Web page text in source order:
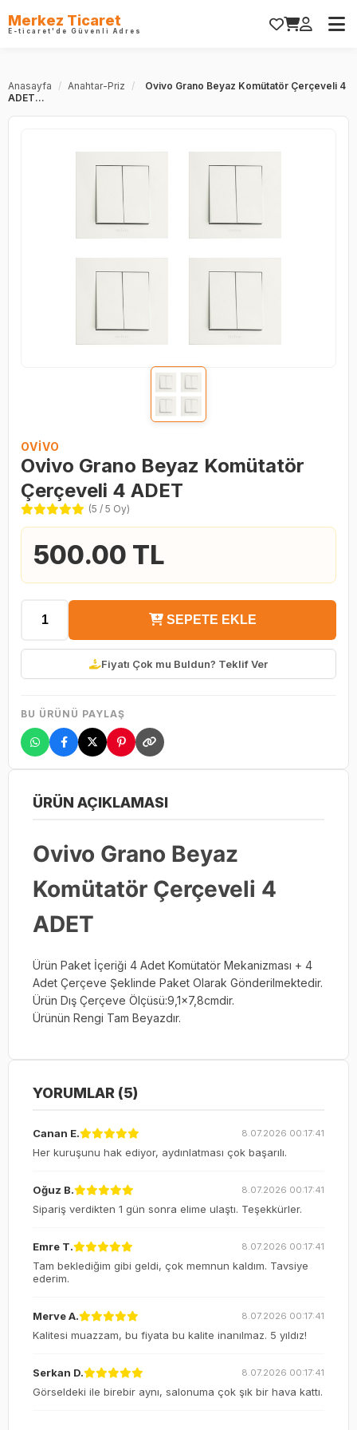
Merkez Ticaret
E-ticaret'de Güvenli Adres
Anasayfa / Anahtar-Priz /
Ovivo Grano Beyaz Komütatör Çerçeveli 4
ADET...
OVIVO
Ovivo Grano Beyaz Komütatör
Çerçeveli 4 ADET
(5 / 5 Oy)
500.00 TL
SEPETE EKLE
Fiyatı Çok mu Buldun? Teklif Ver
BU ÜRÜNÜ PAYLAŞ
ÜRÜN AÇIKLAMASI
Ovivo Grano Beyaz
Komütatör Çerçeveli 4
ADET
Ürün Paket İçeriği 4 Adet Komütatör Mekanizması + 4
Adet Çerçeve Şeklinde Paket Olarak Gönderilmektedir.
Ürün Dış Çerçeve Ölçüsü:9,1x7,8cmdir.
Ürünün Rengi Tam Beyazdır.
YORUMLAR (5)
Canan E. 8.07.2026 00:17:41
Her kuruşunu hak ediyor, aydınlatması çok başarılı.
Oğuz B. 8.07.2026 00:17:41
Sipariş verdikten 1 gün sonra elime ulaştı. Teşekkürler.
Emre T. 8.07.2026 00:17:41
Tam beklediğim gibi geldi, çok memnun kaldım. Tavsiye
ederim.
Merve A. 8.07.2026 00:17:41
Kalitesi muazzam, bu fiyata bu kalite inanılmaz. 5 yıldız!
Serkan D. 8.07.2026 00:17:41
Görseldeki ile birebir aynı, salonuma çok şık bir hava kattı.